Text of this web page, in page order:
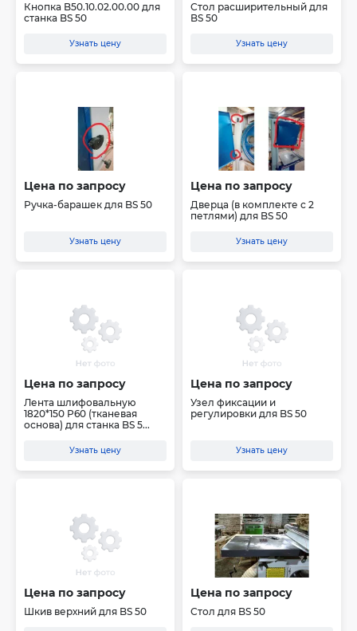
Кнопка B50.10.02.00.00 для
станка BS 50
Узнать цену
Стол расширительный для
BS 50
Узнать цену
Цена по запросу
Ручка-барашек для BS 50
Узнать цену
Цена по запросу
Дверца (в комплекте с 2
петлями) для BS 50
Узнать цену
Цена по запросу
Лента шлифовальную
1820*150 Р60 (тканевая
основа) для станка BS 5...
Узнать цену
Цена по запросу
Узел фиксации и
регулировки для BS 50
Узнать цену
Цена по запросу
Шкив верхний для BS 50
Цена по запросу
Стол для BS 50